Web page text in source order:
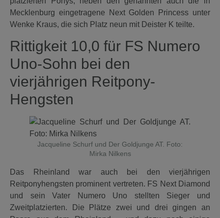
Mecklenburg eingetragene Next Golden Princess unter
Wenke Kraus, die sich Platz neun mit Deister K teilte.
Rittigkeit 10,0 für FS Numero
Uno-Sohn bei den
vierjährigen Reitpony-
Hengsten
Jacqueline Schurf und Der Goldjunge AT. Foto:
Mirka Nilkens
Das Rheinland war auch bei den vierjährigen
Reitponyhengsten prominent vertreten. FS Next Diamond
und sein Vater Numero Uno stellten Sieger und
Zweitplatzierten. Die Plätze zwei und drei gingen an